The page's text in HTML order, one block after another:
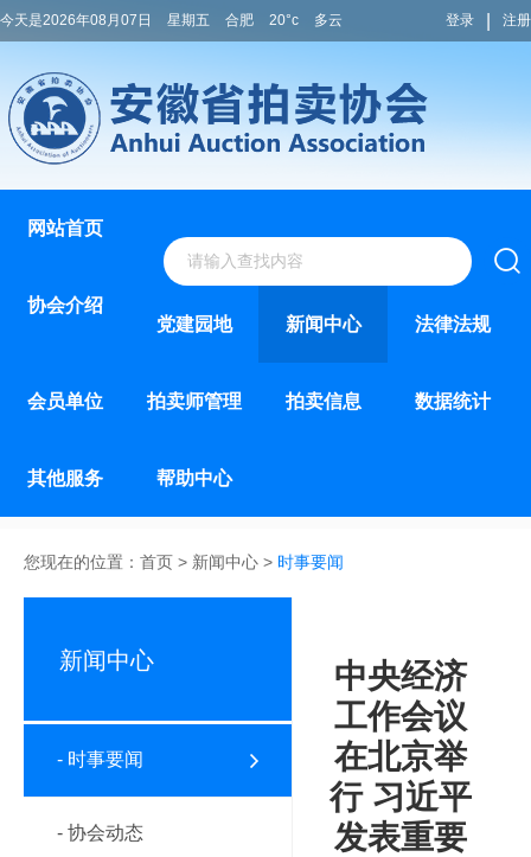
今天是2026年08月07日 星期五 合肥 20°c 多云 登录 注册
网站首页
协会介绍
党建园地
新闻中心 法律法规
会员单位 拍卖师管理 拍卖信息 数据统计
其他服务 帮助中心
您现在的位置： 首页 > 新闻中心 > 时事要闻
新闻中心
- 时事要闻
- 协会动态
中央经济
工作会议
在北京举
行 习近平
发表重要